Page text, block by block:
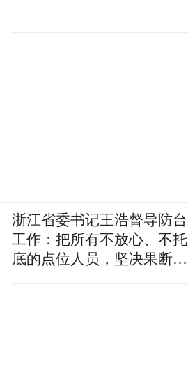
浙江省委书记王浩督导防台
工作：把所有不放心、不托
底的点位人员，坚决果断转